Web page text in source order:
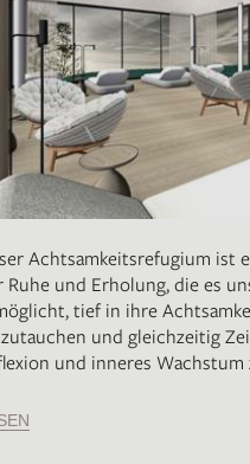
Achtsamkeitsrefugium ist
Ruhe und Erholung, die es
tief in ihre
und gleichzeitig
und inneres Wachstum